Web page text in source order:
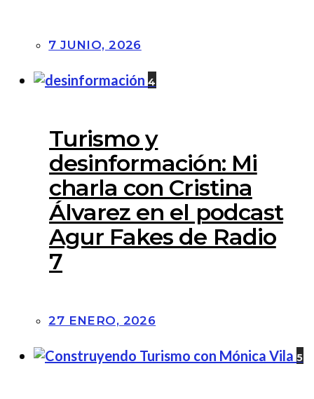
7 JUNIO, 2026
4
Turismo y
desinformación: Mi
charla con Cristina
Álvarez en el podcast
Agur Fakes de Radio
7
27 ENERO, 2026
5